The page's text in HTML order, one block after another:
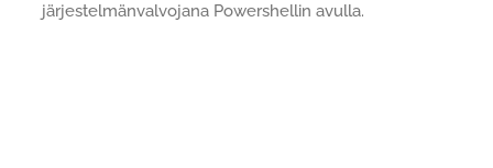
järjestelmänvalvojana Powershellin avulla.